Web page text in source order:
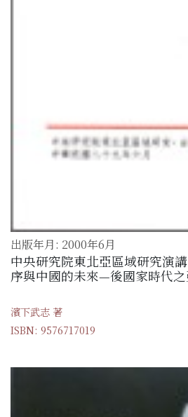
出版年月: 2000年6月
中央研究院東北亞區域研究演
序與中國的未來—後國家時代
濱下武志 著
ISBN: 9576717019